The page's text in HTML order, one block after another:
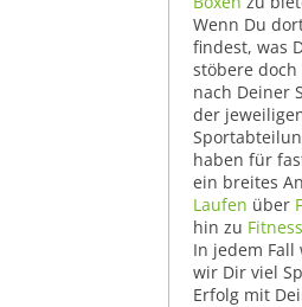
Wenn Du
findest, was
stöbere
nach Deiner
der
haben für
ein breites
Laufen über
hin zu Fitness
In jedem Fall
wir Dir viel
Erfolg mit